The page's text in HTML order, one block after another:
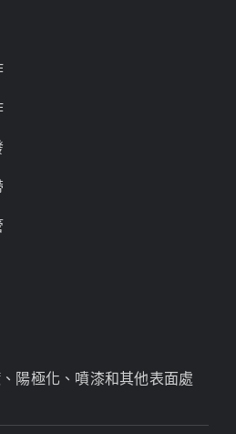
陽極化、噴漆和其他表面處